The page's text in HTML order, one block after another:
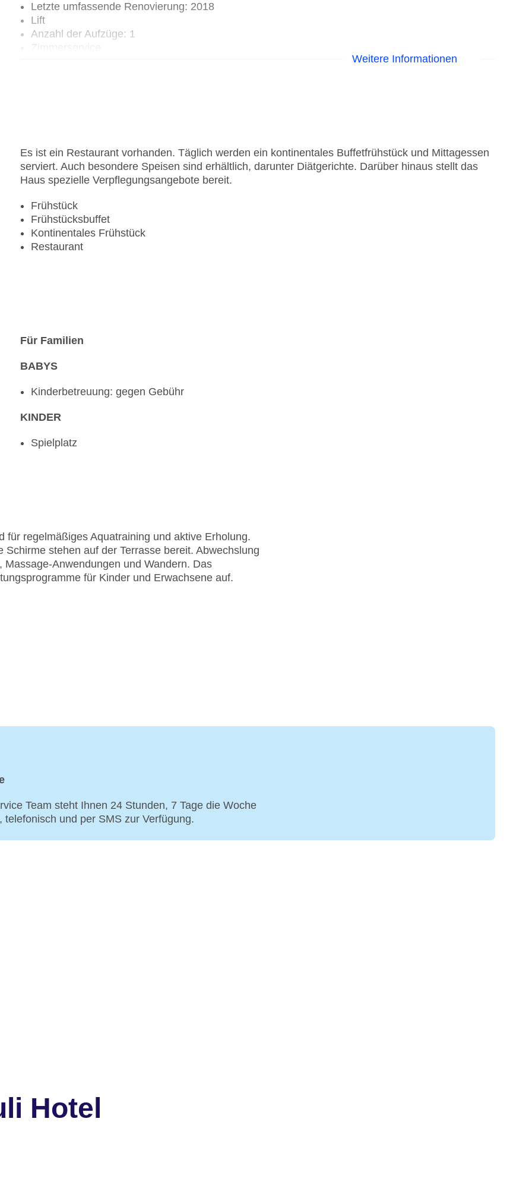
Letzte umfassende Renovierung: 2018
Lift
Anzahl der Aufzüge: 1
Weitere Informationen
Es ist ein Restaurant vorhanden. Täglich werden ein kontinentales Buffetfrühstück und Mittagessen
serviert. Auch besondere Speisen sind erhältlich, darunter Diätgerichte. Darüber hinaus stellt das
Haus spezielle Verpflegungsangebote bereit.
Frühstück
Frühstücksbuffet
Kontinentales Frühstück
Restaurant
Für Familien
BABYS
Kinderbetreuung: gegen Gebühr
KINDER
Spielplatz
für regelmäßiges Aquatraining und aktive Erholung.
stehen auf der Terrasse bereit. Abwechslung
Anwendungen und Wandern. Das
für Kinder und Erwachsene auf.
Team steht Ihnen 24 Stunden, 7 Tage die Woche
und per SMS zur Verfügung.
Hotel